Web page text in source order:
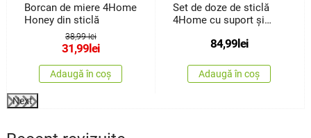
Borcan de miere 4Home
Honey din sticlă
38,99 lei
31,99 lei
Adaugă în coș
Set de doze de sticlă
4Home cu suport și
84,99 lei
Adaugă în coș
Next